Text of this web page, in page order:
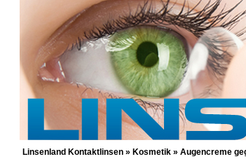
GÜNSTIGE
Linsenland Kontaktlinsen » Kosmetik » Augencreme